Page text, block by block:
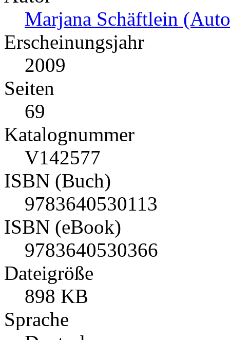
Marjana Schäftlein
Erscheinungsjahr
2009
Seiten
69
Katalognummer
V142577
ISBN (Buch)
9783640530113
ISBN (eBook)
9783640530366
Dateigröße
898 KB
Sprache